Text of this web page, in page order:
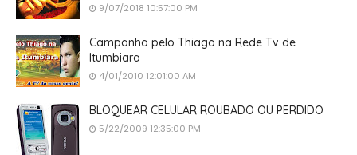
9/07/2018 10:57:00 PM
Campanha pelo Thiago na Rede Tv de
Itumbiara
4/01/2010 12:01:00 AM
BLOQUEAR CELULAR ROUBADO OU PERDIDO
5/22/2009 12:35:00 PM